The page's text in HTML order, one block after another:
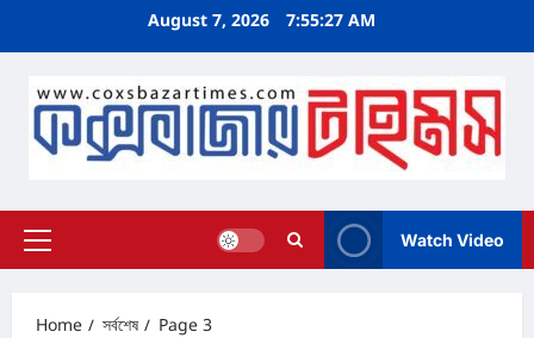
August 7, 2026 7:55:28 AM
Primary
Watch Video
Home সর্বশেষ Page 3